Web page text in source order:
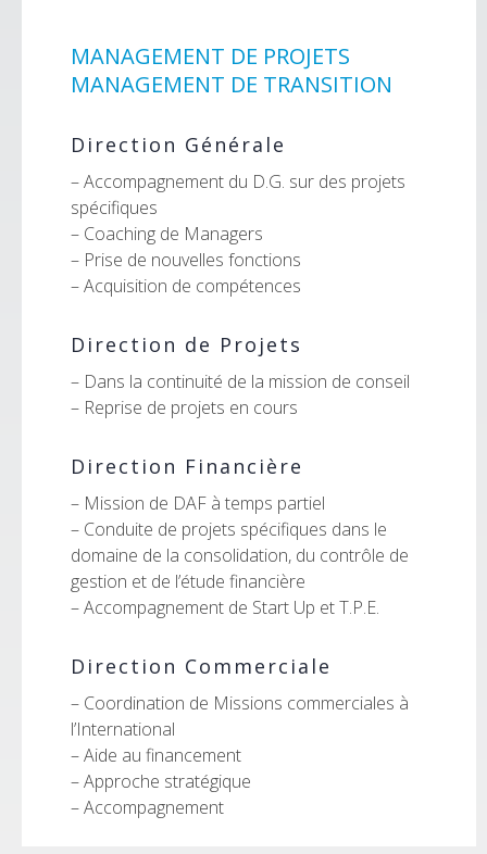
MANAGEMENT DE PROJETS
MANAGEMENT DE TRANSITION
Direction Générale
– Accompagnement du D.G. sur des projets
spécifiques
– Coaching de Managers
– Prise de nouvelles fonctions
– Acquisition de compétences
Direction de Projets
– Dans la continuité de la mission de conseil
– Reprise de projets en cours
Direction Financière
– Mission de DAF à temps partiel
– Conduite de projets spécifiques dans le
domaine de la consolidation, du contrôle de
gestion et de l’étude financière
– Accompagnement de Start Up et T.P.E.
Direction Commerciale
– Coordination de Missions commerciales à
l’International
– Aide au financement
– Approche stratégique
– Accompagnement